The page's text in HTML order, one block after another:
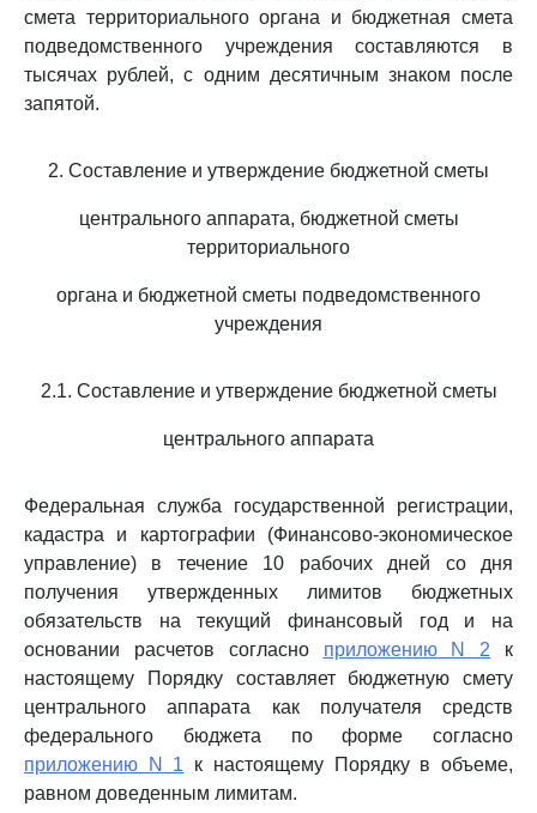
смета территориального органа и бюджетная смета
подведомственного учреждения составляются в
тысячах рублей, с одним десятичным знаком после
запятой.
2. Составление и утверждение бюджетной сметы
центрального аппарата, бюджетной сметы
территориального
органа и бюджетной сметы подведомственного
учреждения
2.1. Составление и утверждение бюджетной сметы
центрального аппарата
Федеральная служба государственной регистрации,
кадастра и картографии (Финансово-экономическое
управление) в течение 10 рабочих дней со дня
получения утвержденных лимитов бюджетных
обязательств на текущий финансовый год и на
основании расчетов согласно приложению N 2 к
настоящему Порядку составляет бюджетную смету
центрального аппарата как получателя средств
федерального бюджета по форме согласно
приложению N 1 к настоящему Порядку в объеме,
равном доведенным лимитам.